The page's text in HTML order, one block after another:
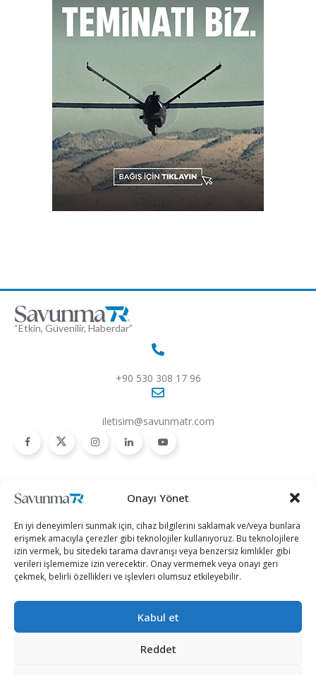
Onayı Yönet
En iyi deneyimleri sunmak için, cihaz bilgilerini saklamak ve/veya bunlara
erişmek amacıyla çerezler gibi teknolojiler kullanıyoruz. Bu teknolojilere
izin vermek, bu sitedeki tarama davranışı veya benzersiz kimlikler gibi
verileri işlememize izin verecektir. Onay vermemek veya onayı geri
çekmek, belirli özellikleri ve işlevleri olumsuz etkileyebilir.
Kabul et
Reddet
“Etkin, Güvenilir, Haberdar”
+90 530 308 17 96
iletisim@savunmatr.com
Savunma Sanayii
Hava Platformları
Kara Platformları
Deniz Platformları
İnsansız Sistemler
Kategoriler
Siber Güvenlik
Teknoloji
Röportajlar
Politika
Dosya Haber
SavunmaTR
Hakkımızda
Kariyer
Gizlilik Politikası
Künye